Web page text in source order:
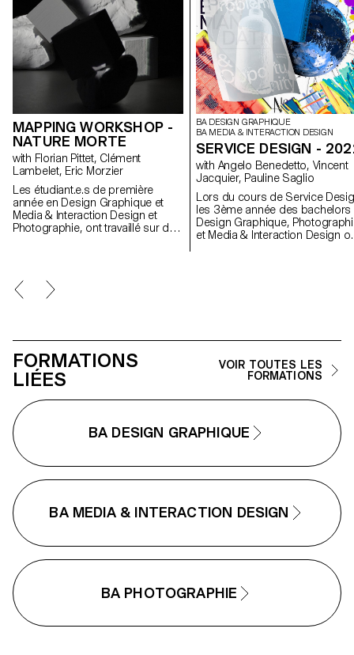
MAPPING WORKSHOP -
NATURE MORTE
with Florian Pittet, Clément
Lambelet, Eric Morzier
Les étudiant.e.s de première
année en Design Graphique et
Media & Interaction Design et
Photographie, ont travaillé sur des
bloc de polystyrène, leur ont
permis d'expérimenter et de créer
rythme.
BA DESIGN GRAPHIQUE
BA MEDIA & INTERACTION DESIGN
SERVICE DESIGN -
with Angelo Benedetto, Vincent
Jacquier, Pauline Saglio
Lors du cours de Service
les 3ème année des bachelors
Design Graphique,
et Media & Interaction Design
développer une cause leur
à cœur. Chaque projet est
médias différents, un principal
un secondaire. Ces projets ont
prendre la forme que les
étudiants jugeaient pertinente,
que ce soit un site web, des
éditions, des affiches, une
FORMATIONS
LIÉES
VOIR TOUTES LES
FORMATIONS
BA DESIGN GRAPHIQUE
BA MEDIA & INTERACTION DESIGN
BA PHOTOGRAPHIE